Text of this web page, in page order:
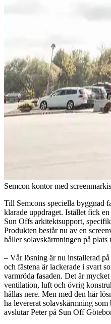
Semcon kontor med
Till Semcons speciella byggnad
klarade uppdraget. Istället fick
Sun Offs arkitektsupport,
Produkten består nu av en
håller solavskärmningen på plats
– Vår lösning är nu installerad
och fästena är lackerade i svart
varmröda fasaden. Det är mycket
ventilation, luft och övrig
hållas nere. Men med den här
ha levererat solavskärmning
avslutar Peter på Sun Off